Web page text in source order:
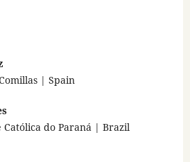
| Spain
do Paraná | Brazil